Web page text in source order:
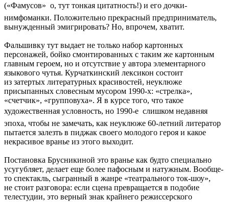
(«Фамусов»  о, тут тонкая цитатность!) и его дочки-
нимфоманки. Положительно прекрасный предприниматель,
вынужденный эмигрировать? Но, впрочем, хватит.
Фальшивку тут выдает не только набор картонных
персонажей, бойко смонтированных с таким же картонным
главным героем, но и отсутствие у автора элементарного
языкового чутья. Курчаткинский лексикон состоит
из затертых литературных красивостей, неуклюже
присыпанных словесным мусором 1990-х: «стрелка»,
«счетчик», «групповуха». Я в курсе того, что такое
художественная условность, но 1990-е  слишком недавняя
эпоха, чтобы не замечать, как неуклюже 60-летний литератор
пытается залезть в пиджак своего молодого героя и какое
некрасивое вранье из этого выходит.
Постановка Брусникиной это вранье как будто специально
усугубляет, делает еще более пафосным и натужным. Вообще-
то спектакль, сыгранный в жанре «театрального ток-шоу»,
не стоит разговора: если сцена превращается в подобие
телестудии, это верный знак крайнего режиссерского